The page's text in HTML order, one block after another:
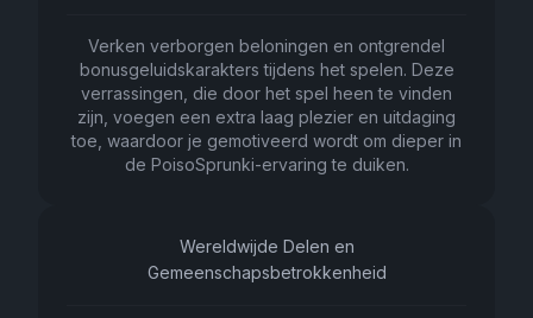
Verken verborgen beloningen en ontgrendel
bonusgeluidskarakters tijdens het spelen. Deze
verrassingen, die door het spel heen te vinden
zijn, voegen een extra laag plezier en uitdaging
toe, waardoor je gemotiveerd wordt om dieper in
de PoisoSprunki-ervaring te duiken.
Wereldwijde Delen en
Gemeenschapsbetrokkenheid